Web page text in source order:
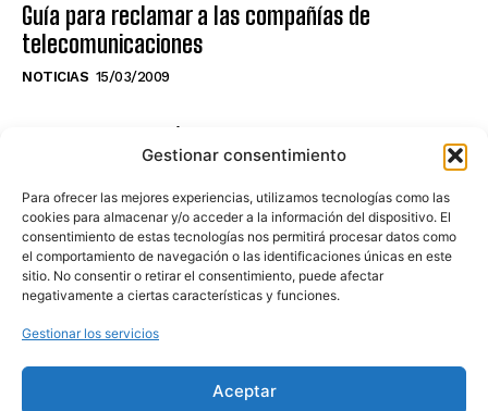
Gestionar consentimiento
Para ofrecer las mejores experiencias, utilizamos tecnologías como las
cookies para almacenar y/o acceder a la información del dispositivo. El
consentimiento de estas tecnologías nos permitirá procesar datos como
el comportamiento de navegación o las identificaciones únicas en este
sitio. No consentir o retirar el consentimiento, puede afectar
negativamente a ciertas características y funciones.
Gestionar los servicios
Aceptar
Guía para reclamar a las compañías de
telecomunicaciones
NOTICIAS 15/03/2009
NO TE PIERDAS LO ÚLTIMO DEL CANAL
Haz clic en «Estoy de acuerdo» para
activar Youtube
POLÍTICA DE COOKIES